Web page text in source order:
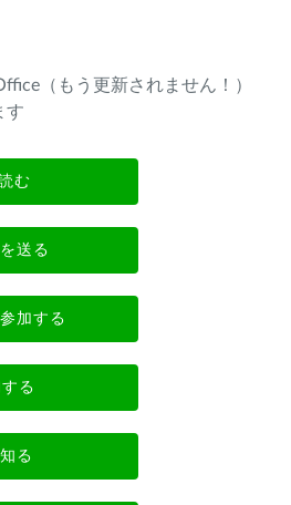
（もう更新されません！）
す
む
送る
加する
る
る